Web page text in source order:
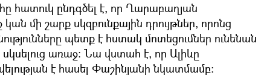
հատուկ ընդգծել է, որ Ղարաբաղյան
մի շարք սկզբունքային դրույթներ, որոնց
պետք է հստակ մոտեցումներ ունենան
սկսելուց առաջ։ Նա վստահ է, որ Ալիևը
է հասել Փաշինյանի նկատմամբ։